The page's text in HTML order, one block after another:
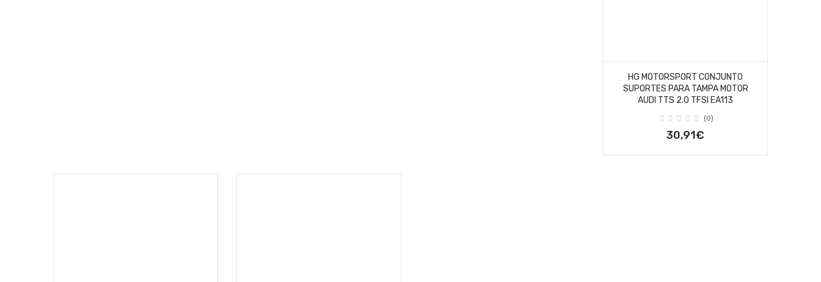
HG MOTORSPORT CONJUNTO
SUPORTES PARA TAMPA MOTOR
AUDI TTS 2.0 TFSI EA113
(0)
30,91€